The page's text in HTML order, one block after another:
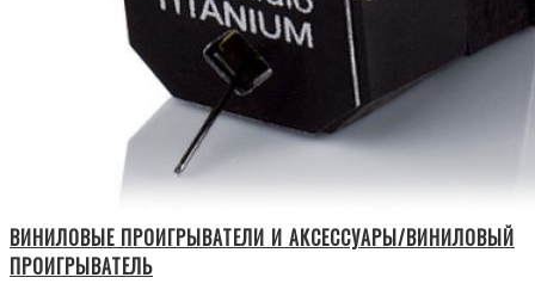
ВИНИЛОВЫЕ ПРОИГРЫВАТЕЛИ И АКСЕССУАРЫ/ВИНИЛОВЫЙ
ПРОИГРЫВАТЕЛЬ